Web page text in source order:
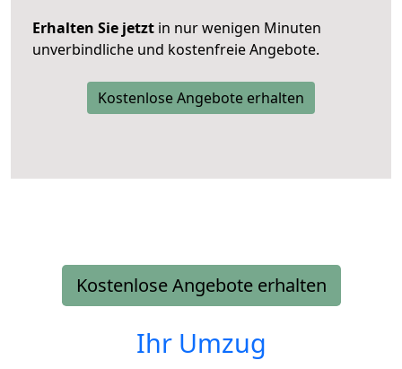
Erhalten Sie jetzt in nur wenigen Minuten
unverbindliche und kostenfreie Angebote.
Kostenlose Angebote erhalten
Kostenlose Angebote erhalten
Ihr Umzug